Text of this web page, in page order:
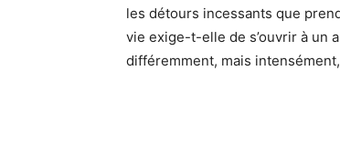
les détours incessants que
vie exige-t-elle de s’ouvrir à un
différemment, mais